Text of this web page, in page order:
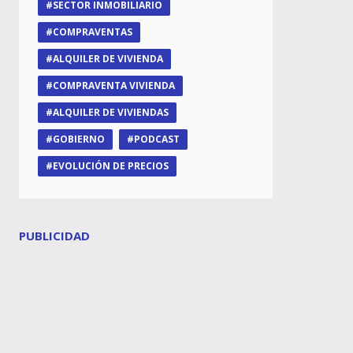
SECTOR INMOBILIARIO
COMPRAVENTAS
ALQUILER DE VIVIENDA
COMPRAVENTA VIVIENDA
ALQUILER DE VIVIENDAS
GOBIERNO
PODCAST
EVOLUCIÓN DE PRECIOS
PUBLICIDAD